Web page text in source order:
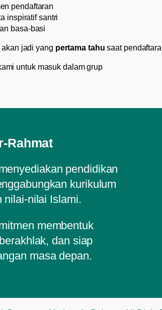
pendaftaran
inspiratif santri
basa-basi
jadi yang pertama tahu saat
untuk masuk dalam grup
Rahmat
pendidikan
kurikulum
nilai-nilai Islami.
membentuk
dan siap
masa depan.